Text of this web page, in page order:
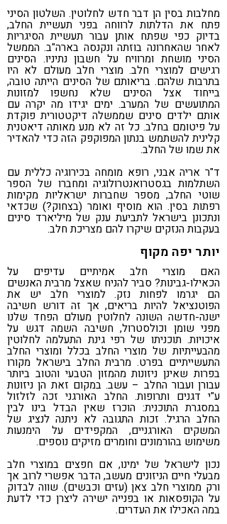
מחלבות בסין הן דבר חדש לחלוטין. השלטון הסיני
פתח את הדלתות לרווחה בפני תעשיית החלב,
בדיוק כפי שפתח אותן עבור תעשיית הסיגריות
לאחר שהאחרונה בוזתה ונקנסה בארה"ב. הממשל
הסיני מושחת ומרוויח על חשבון נתיניו. הסינים
רגישים למוצרי חלב. מוצרי חלב מעולם לא היו
בתרבות שלהם. בריאותם של הסינים הייתה טובה,
בייחוד אצל הסינים שלא נחשפו למזונות
המתועשים של המערב. ימים יגידו מה יקרה עם
אותם ילדים סינים שממשלה דיקטטורית פוקדת
על פיטומם בחלב. כל זה לא מנע מאותה דיאטנית
קלינית להשתמש בנתון המפוקפק הזה כדי להאדיר
את שמו של החלב.
ד"ר אריה אבני, רופא מומחה בכירוגיה כללית עם
השתלמות בגסטרואנטרולוגיה ומחברו של הספר
שוטי החלב, מספר שחברות ישראליות מקימות
רפתות בסין. הוא מוסיף ואומר (בצחוק?) שכדאי
ונתכונן בישראל לתביעת ענק של מיליארד סינים
בעקבות הנזקים שיקרו להם מצריכת חלב.
יותר יפה מקוף
האם מוצרי חלב אמיתיים עדיפים על
הכאילו-גבינות? סביר להניח שאצל מרבית האנשים
הם יגרמו לפחות נזק. למוצרי חלב יש את
הפוטנציאל להיות בריאים, אך זה דורש חשיבה
ישנה-חדשה השונה לחלוטין מעולם הפחד שלנו
מפני שומן וכולסטרול, חשיבה השמה דגש על
איכויות. תוכניתו של רפי גינת התעלמה לחלוטין
מהבעייתיות של מוצרי החלב בכלל ומוצרי החלב
התעשייתיים בפרט. מרבית החלב בישראל מקורו
בפרות שאינן ניזונות מהמזון הטבעי והטוב ביותר
עבורן ועבור החלב – עשב. במקום זאת הן ניזונות
ע"י דגנים ותרופות. החלב האורגני זכה לזלזול
במסגרת התוכנית: הוכרז שאין הבדל בינו לבין
החלב הרגיל. זכות התגובה לא ניתנה לנציג של
המשקים האורגניים, המקפידים על הימנעות
משימוש בהורמונים וחומרים מזיקים נוספים.
נכון לישראל של ימינו, אם חפצים במוצרי חלב
מבעלי חיים הניזונים מעשב, הדבר אפשרי לרוב אך
ורק ממוצרי חלב צאן (עזים וכבשים). שווה לבדוק
על הקופסאות או בפנייה ישירה ליצרן כדי לדעת
במה האכילו את העדרים.